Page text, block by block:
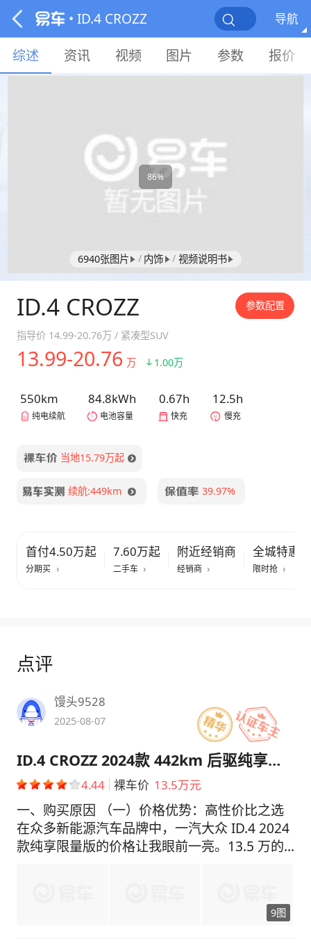
• ID.4 CROZZ 导航
综述 资讯 视频 图片 参数 报价
86%
6940张图片 / 内饰 / 视频说明书
ID.4 CROZZ 参数配置
指导价 14.99-20.76万 / 紧凑型SUV
13.99-20.76 万 1.00万
550km
纯电续航
84.8kWh
电池容量
0.67h
快充
12.5h
慢充
当地15.79万起
续航:449km 39.97%
首付4.50万起
分期买
7.60万起
二手车
附近经销商
经销商
全城特惠
限时抢
点评
馒头9528
2025-08-07
ID.4 CROZZ 2024款 442km 后驱纯享限量版
4.44 裸车价 13.5万元
一、购买原因 （一）价格优势：高性价比之选
在众多新能源汽车品牌中，一汽大众 ID.4 2024
款纯享限量版的价格让我眼前一亮。13.5 万的
些新势力品牌的同级别车型，它的价格更加亲
民，性价比极高。这一价格不仅让我在预算范围
9图